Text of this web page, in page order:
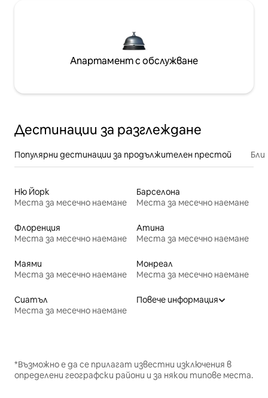
Апартамент с обслужване
Дестинации за разглеждане
Популярни дестинации за продължителен престой
Ню Йорк
Места за месечно наемане
Барселона
Места за месечно наемане
Флоренция
Места за месечно наемане
Атина
Места за месечно наемане
Маями
Места за месечно наемане
Монреал
Места за месечно наемане
Сиатъл
Места за месечно наемане
Повече информация
*Възможно е да се прилагат известни изключения в
определени географски райони и за някои типове места.